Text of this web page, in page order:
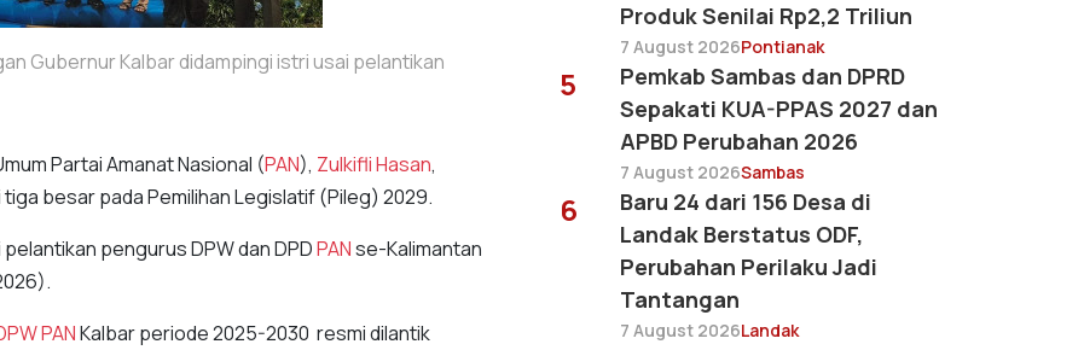
Gubernur Kalbar didampingi istri usai pelantikan
Partai Amanat Nasional (PAN), Zulkifli Hasan,
besar pada Pemilihan Legislatif (Pileg) 2029.
pengurus DPW dan DPDPANse-Kalimantan
PANKalbar periode 2025-2030 resmi dilantik
Produk Senilai Rp2,2 Triliun
7 August 2026Pontianak
5
Pemkab Sambas dan DPRD
Sepakati KUA-PPAS 2027 dan
APBD Perubahan 2026
7 August 2026Sambas
6
Baru 24 dari 156 Desa di
Landak Berstatus ODF,
Perubahan Perilaku Jadi
Tantangan
7 August 2026Landak